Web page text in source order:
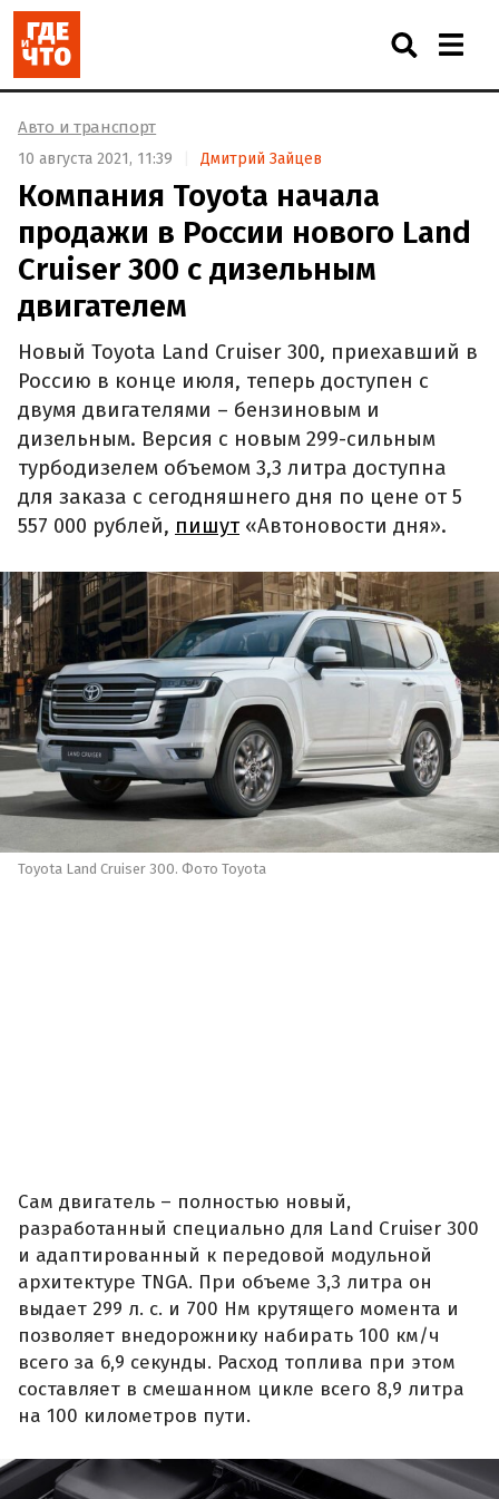
Авто и транспорт
10 августа 2021, 11:39 Дмитрий Зайцев
Компания Toyota начала
продажи в России нового Land
Cruiser 300 с дизельным
двигателем
Новый Toyota Land Cruiser 300, приехавший в
Россию в конце июля, теперь доступен с
двумя двигателями – бензиновым и
дизельным. Версия с новым 299-сильным
турбодизелем объемом 3,3 литра доступна
для заказа с сегодняшнего дня по цене от 5
557 000 рублей, пишут «Автоновости дня».
Toyota Land Cruiser 300. Фото Toyota
Сам двигатель – полностью новый,
разработанный специально для Land Cruiser 300
и адаптированный к передовой модульной
архитектуре TNGA. При объеме 3,3 литра он
выдает 299 л. с. и 700 Нм крутящего момента и
позволяет внедорожнику набирать 100 км/ч
всего за 6,9 секунды. Расход топлива при этом
составляет в смешанном цикле всего 8,9 литра
на 100 километров пути.